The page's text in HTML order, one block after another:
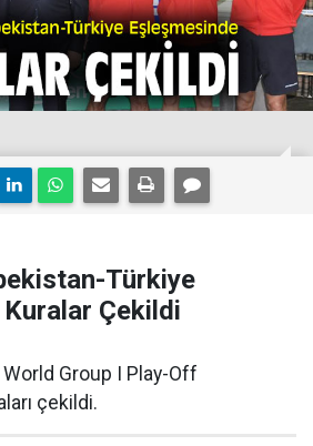
Türkiye
Çekildi
Group I Play-Off
çekildi.